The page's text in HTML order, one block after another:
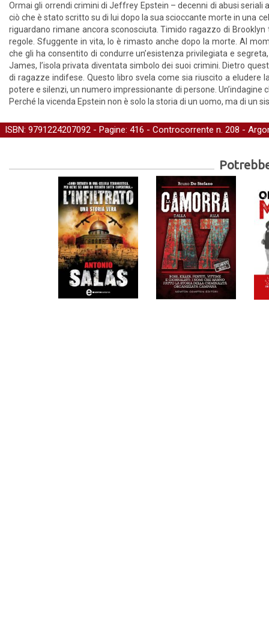
Ormai gli orrendi crimini di Jeffrey Epstein – decenni di abusi
ciò che è stato scritto su di lui dopo la sua scioccante morte in una
riguardano rimane ancora sconosciuta. Timido ragazzo di
regole. Sfuggente in vita, lo è rimasto anche dopo la morte. Al
che gli ha consentito di condurre un’esistenza privilegiata e
James, l’isola privata diventata simbolo dei suoi crimini. Dietro
di ragazze indifese. Questo libro svela come sia riuscito a
potere e silenzi, un numero impressionante di persone.
Perché la vicenda Epstein non è solo la storia di un uomo, ma di un
ISBN: 9791224207092 - Pagine: 416 - Controcorrente n. 208 -